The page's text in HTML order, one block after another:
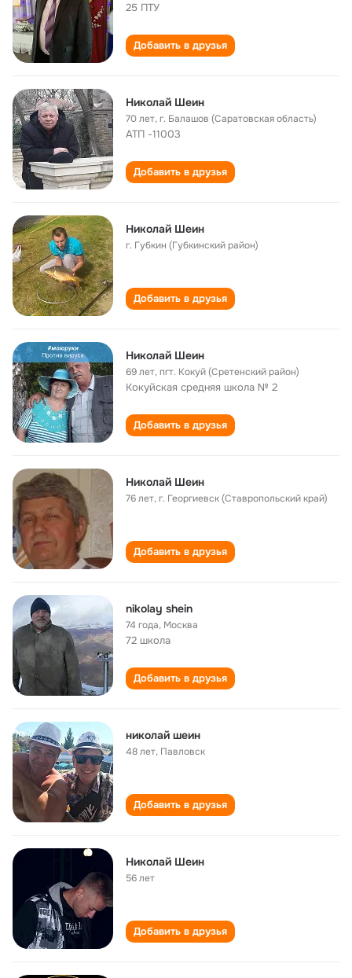
25 ПТУ
Добавить в друзья
Николай Шеин
70 лет,г. Балашов (Саратовская область)
АТП -11003
Добавить в друзья
Николай Шеин
г. Губкин (Губкинский район)
Добавить в друзья
Николай Шеин
69 лет,пгт. Кокуй (Сретенский район)
Кокуйская средняя школа № 2
Добавить в друзья
Николай Шеин
76 лет,г. Георгиевск (Ставропольский край)
Добавить в друзья
nikolay shein
74 года, Москва
72 школа
Добавить в друзья
николай шеин
48 лет, Павловск
Добавить в друзья
Николай Шеин
56 лет
Добавить в друзья